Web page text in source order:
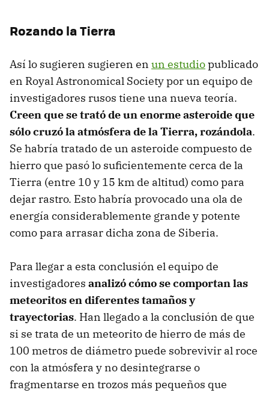
Rozando la Tierra
Así lo sugieren sugieren en un estudiopublicado
en Royal Astronomical Society por un equipo de
investigadores rusos tiene una nueva teoría.
Creen que se trató de un enorme asteroide que
sólo cruzó la atmósfera de la Tierra, rozándola.
Se habría tratado de un asteroide compuesto de
hierro que pasó lo suficientemente cerca de la
Tierra (entre 10 y 15 km de altitud) como para
dejar rastro. Esto habría provocado una ola de
energía considerablemente grande y potente
como para arrasar dicha zona de Siberia.
Para llegar a esta conclusión el equipo de
investigadores analizó cómo se comportan las
meteoritos en diferentes tamaños y
trayectorias. Han llegado a la conclusión de que
si se trata de un meteorito de hierro de más de
100 metros de diámetro puede sobrevivir al roce
con la atmósfera y no desintegrarse o
fragmentarse en trozos más pequeños que